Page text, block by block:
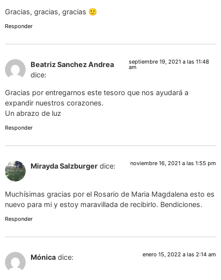
Gracias, gracias, gracias 🙂
Responder
Beatriz Sanchez Andrea
dice:
septiembre 19, 2021 a las 11:48
am
Gracias por entregarnos este tesoro que nos ayudará a
expandir nuestros corazones.
Un abrazo de luz
Responder
Mirayda Salzburger dice: noviembre 16, 2021 a las 1:55 pm
Muchísimas gracias por el Rosario de Maria Magdalena esto es
nuevo para mi y estoy maravillada de recibirlo. Bendiciones.
Responder
Mónica dice: enero 15, 2022 a las 2:14 am